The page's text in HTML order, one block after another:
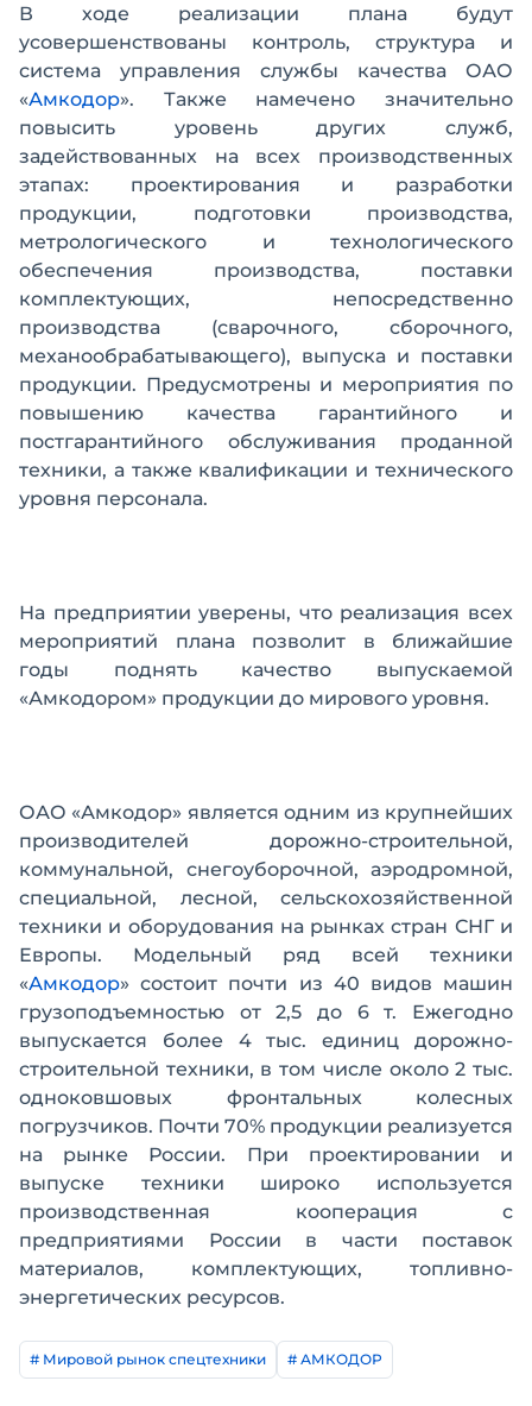
В ходе реализации плана будут
усовершенствованы контроль, структура и
система управления службы качества ОАО
«Амкодор». Также намечено значительно
повысить уровень других служб,
задействованных на всех производственных
этапах: проектирования и разработки
продукции, подготовки производства,
метрологического и технологического
обеспечения производства, поставки
комплектующих, непосредственно
производства (сварочного, сборочного,
механообрабатывающего), выпуска и поставки
продукции. Предусмотрены и мероприятия по
повышению качества гарантийного и
постгарантийного обслуживания проданной
техники, а также квалификации и технического
уровня персонала.
На предприятии уверены, что реализация всех
мероприятий плана позволит в ближайшие
годы поднять качество выпускаемой
«Амкодором» продукции до мирового уровня.
ОАО «Амкодор» является одним из крупнейших
производителей дорожно-строительной,
коммунальной, снегоуборочной, аэродромной,
специальной, лесной, сельскохозяйственной
техники и оборудования на рынках стран СНГ и
Европы. Модельный ряд всей техники
«Амкодор» состоит почти из 40 видов машин
грузоподъемностью от 2,5 до 6 т. Ежегодно
выпускается более 4 тыс. единиц дорожно-
строительной техники, в том числе около 2 тыс.
одноковшовых фронтальных колесных
погрузчиков. Почти 70% продукции реализуется
на рынке России. При проектировании и
выпуске техники широко используется
производственная кооперация с
предприятиями России в части поставок
материалов, комплектующих, топливно-
энергетических ресурсов.
# Мировой рынок спецтехники # АМКОДОР